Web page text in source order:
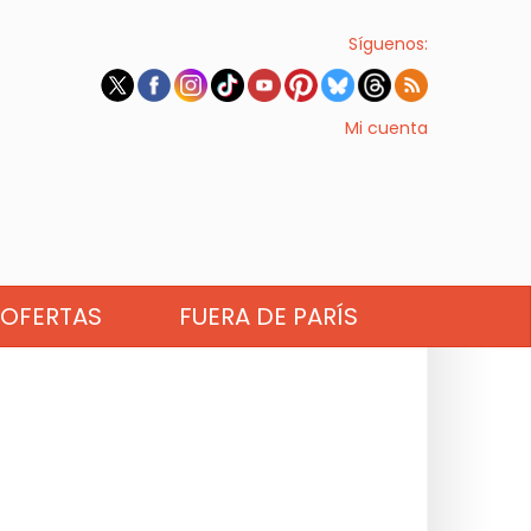
Síguenos:
Mi cuenta
OFERTAS FUERA DE PARÍS